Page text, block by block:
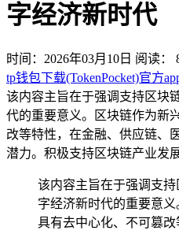
字经济新时代
时间：2026年03月10日 阅读：
tp钱包下载(TokenPocket)官方
该内容主旨在于强调支持区块
代的重要意义。区块链作为新
改等特性，在金融、供应链、
潜力。积极支持区块链产业发
该内容主旨在于强调支
字经济新时代的重要意义
具有去中心化、不可篡